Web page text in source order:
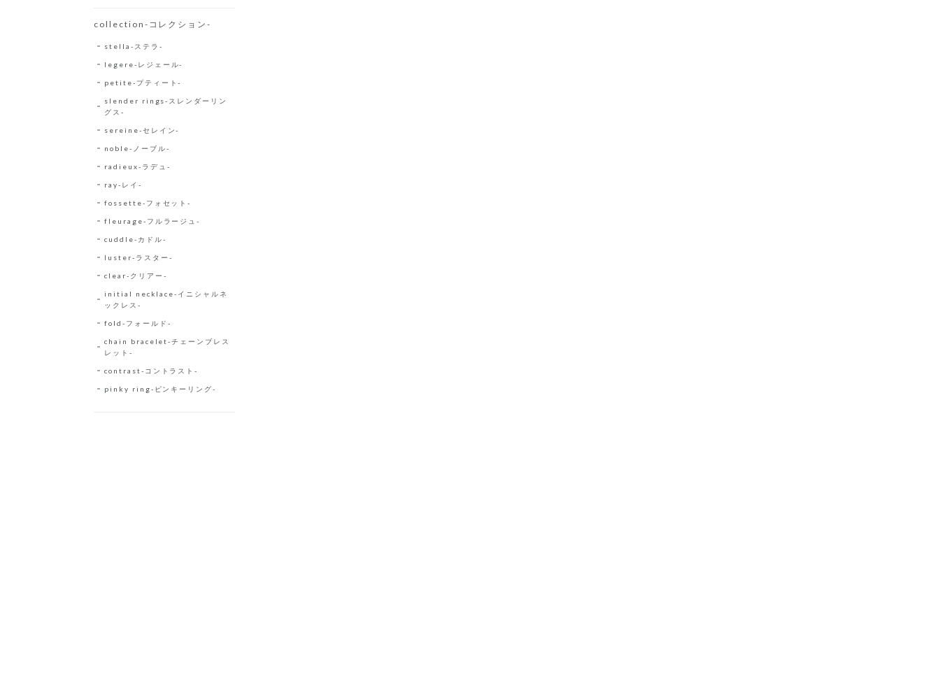
collection-コレクション-
stella-ステラ-
legere-レジェール-
petite-プティート-
slender rings-スレンダーリン
グス-
sereine-セレイン-
noble-ノーブル-
radieux-ラデュ-
ray-レイ-
fossette-フォセット-
fleurage-フルラージュ-
cuddle-カドル-
luster-ラスター-
clear-クリアー-
initial necklace-イニシャルネ
ックレス-
fold-フォールド-
chain bracelet-チェーンブレス
レット-
contrast-コントラスト-
pinky ring-ピンキーリング-